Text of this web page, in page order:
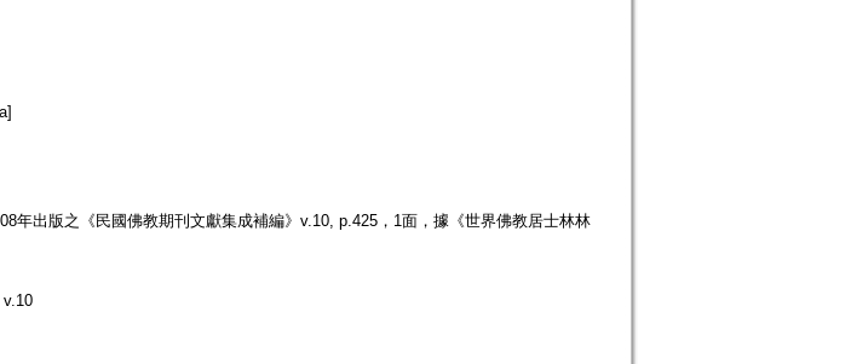
年出版之《民國佛教期刊文獻集成補編》v.10, p.425，1面，據《世界佛教居士林林